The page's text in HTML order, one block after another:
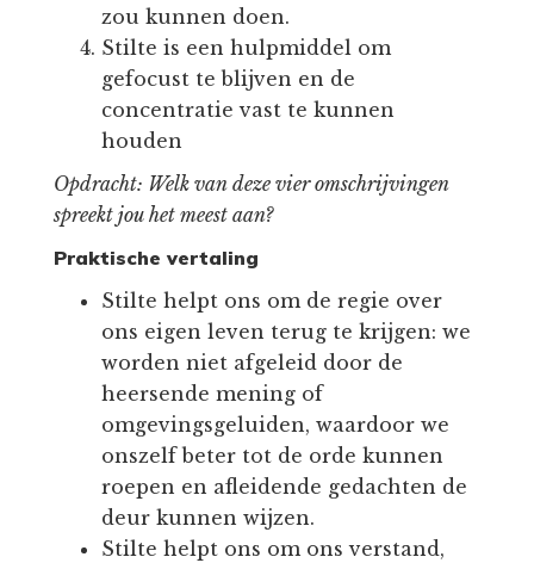
zou kunnen doen.
Stilte is een hulpmiddel om
gefocust te blijven en de
concentratie vast te kunnen
houden
Opdracht: Welk van deze vier omschrijvingen
spreekt jou het meest aan?
Praktische vertaling
Stilte helpt ons om de regie over
ons eigen leven terug te krijgen: we
worden niet afgeleid door de
heersende mening of
omgevingsgeluiden, waardoor we
onszelf beter tot de orde kunnen
roepen en afleidende gedachten de
deur kunnen wijzen.
Stilte helpt ons om ons verstand,